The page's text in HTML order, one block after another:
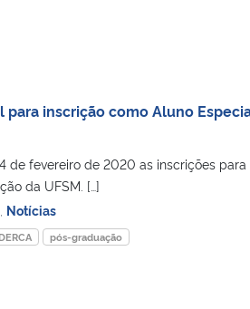
para inscrição como Aluno
de fevereiro de 2020 as inscrições
da UFSM. […]
Notícias
DERCA pós-graduação